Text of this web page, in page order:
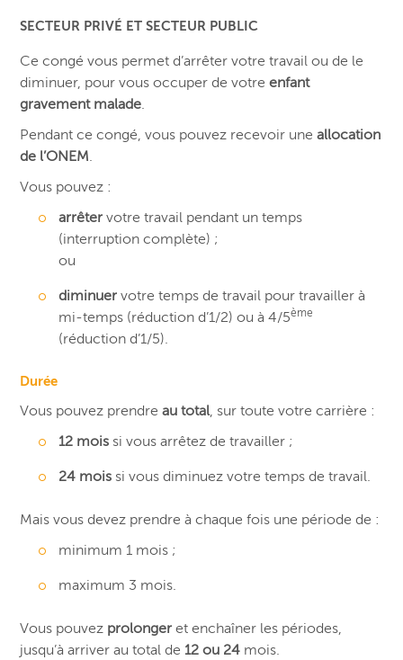
SECTEUR PRIVÉ ET SECTEUR PUBLIC
Ce congé vous permet d’arrêter votre travail ou de le
diminuer, pour vous occuper de votreenfant
gravement malade.
Pendant ce congé, vous pouvez recevoir uneallocation
de l’ONEM.
Vous pouvez :
arrêter votre travail pendant un temps
(interruption complète) ;
ou
diminuer votre temps de travail pour travailler à
mi-temps (réduction d’1/2) ou à 4/5ème
(réduction d’1/5).
Durée
Vous pouvez prendreau total, sur toute votre carrière :
12 mois si vous arrêtez de travailler ;
24 mois si vous diminuez votre temps de travail.
Mais vous devez prendre à chaque fois une période de :
minimum 1 mois ;
maximum 3 mois.
Vous pouvez prolongeret enchaîner les périodes,
jusqu’à arriver au total de 12 ou 24 mois.